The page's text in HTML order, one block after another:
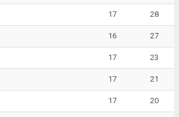
17 28
16 27
17 23
17 21
17 20